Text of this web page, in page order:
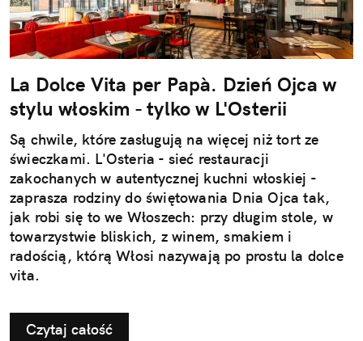
La Dolce Vita per Papà. Dzień Ojca w
stylu włoskim - tylko w L'Osterii
Są chwile, które zasługują na więcej niż tort ze
świeczkami. L'Osteria - sieć restauracji
zakochanych w autentycznej kuchni włoskiej -
zaprasza rodziny do świętowania Dnia Ojca tak,
jak robi się to we Włoszech: przy długim stole, w
towarzystwie bliskich, z winem, smakiem i
radością, którą Włosi nazywają po prostu la dolce
vita.
Czytaj całość